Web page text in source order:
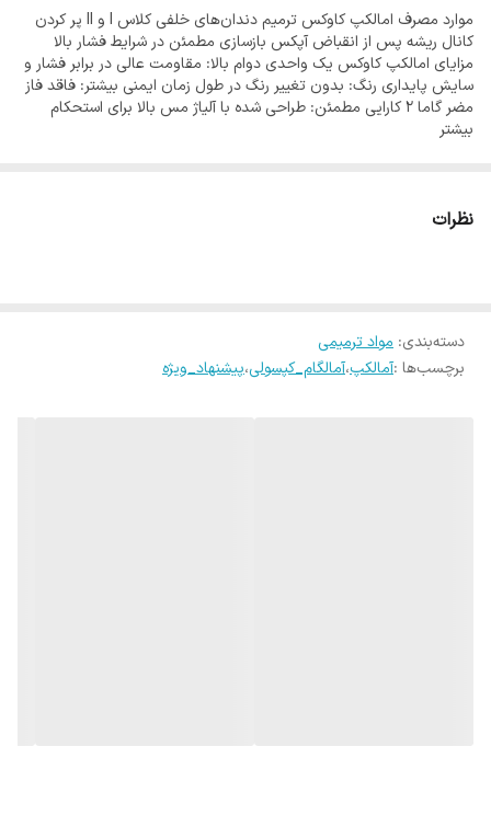
تضمین اصالت کالا
ارسال سریع به سراسر ایران
چرا از اپال دنت خرید کنید؟
موارد مصرف امالکپ کاوکس ترمیم دندان‌های خلفی کلاس I و II پر کردن
کانال ریشه پس از انقباض آپکس بازسازی مطمئن در شرایط فشار بالا
مزایای امالکپ کاوکس یک واحدی دوام بالا: مقاومت عالی در برابر فشار و
سایش پایداری رنگ: بدون تغییر رنگ در طول زمان ایمنی بیشتر: فاقد فاز
مضر گاما 2 کارایی مطمئن: طراحی شده با آلیاژ مس بالا برای استحکام
بیشتر
دندانپزشک و تسریع درمان می‌شود. همچنین استحکام بالای آن، مقاومت
نظرات
دسته‌بندی: مواد ترمیمی
برچسب‌ها :آمالکپ،آمالگام_کپسولی،پیشنهاد_ویژه